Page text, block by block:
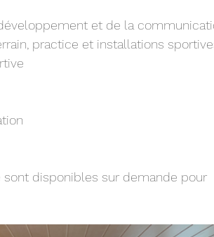
et de la
practice et installations
disponibles sur demande pour